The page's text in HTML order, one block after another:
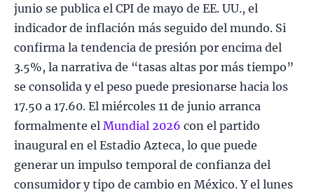
junio se publica el CPI de mayo de EE. UU., el
indicador de inflación más seguido del mundo. Si
confirma la tendencia de presión por encima del
3.5%, la narrativa de “tasas altas por más tiempo”
se consolida y el peso puede presionarse hacia los
17.50 a 17.60. El miércoles 11 de junio arranca
formalmente el Mundial 2026 con el partido
inaugural en el Estadio Azteca, lo que puede
generar un impulso temporal de confianza del
consumidor y tipo de cambio en México. Y el lunes